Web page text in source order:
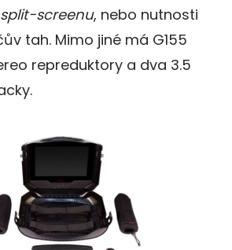
split-screenu, nebo nutnosti
tah. Mimo jiné má G155
repreduktory a dva 3.5